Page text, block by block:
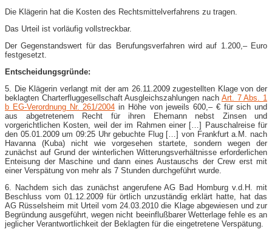
Die Klägerin hat die Kosten des Rechtsmittelverfahrens zu tragen.
Das Urteil ist vorläufig vollstreckbar.
Der Gegenstandswert für das Berufungsverfahren wird auf 1.200,– Euro
festgesetzt.
Entscheidungsgründe:
5. Die Klägerin verlangt mit der am 26.11.2009 zugestellten Klage von der
beklagten Charterfluggesellschaft Ausgleichszahlungen nach Art. 7 Abs. 1
b EG-Verordnung Nr. 261/2004 in Höhe von jeweils 600,– € für sich und
aus abgetretenem Recht für ihren Ehemann nebst Zinsen und
vorgerichtlichen Kosten, weil der im Rahmen einer […] Pauschalreise für
den 05.01.2009 um 09:25 Uhr gebuchte Flug […] von Frankfurt a.M. nach
Havanna (Kuba) nicht wie vorgesehen startete, sondern wegen der
zunächst auf Grund der winterlichen Witterungsverhältnisse erforderlichen
Enteisung der Maschine und dann eines Austauschs der Crew erst mit
einer Verspätung von mehr als 7 Stunden durchgeführt wurde.
6. Nachdem sich das zunächst angerufene AG Bad Homburg v.d.H. mit
Beschluss vom 01.12.2009 für örtlich unzuständig erklärt hatte, hat das
AG Rüsselsheim mit Urteil vom 24.03.2010 die Klage abgewiesen und zur
Begründung ausgeführt, wegen nicht beeinflußbarer Wetterlage fehle es an
jeglicher Verantwortlichkeit der Beklagten für die eingetretene Verspätung.